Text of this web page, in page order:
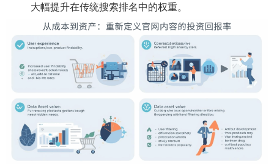
大幅提升在传统搜索排名中的权重。